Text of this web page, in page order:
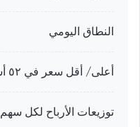
النطاق اليومي
أعلى/ أقل سعر في ٥٢ أسبوعًا
توزيعات الأرباح لكل سهم